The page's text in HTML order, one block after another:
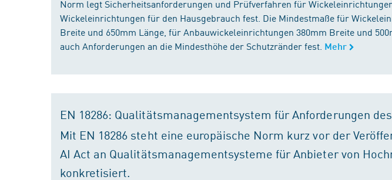
Norm legt Sicherheitsanforderungen und Prüfverfahren für
Wickeleinrichtungen für den Hausgebrauch fest. Die Mindestmaße für
Breite und 650mm Länge, für Anbauwickeleinrichtungen 380mm Breite und
auch Anforderungen an die Mindesthöhe der Schutzränder fest. Mehr
EN 18286: Qualitätsmanagementsystem für Anforderungen
Mit EN 18286 steht eine europäische Norm kurz vor der
AI Act an Qualitätsmanagementsysteme für Anbieter von
konkretisiert.